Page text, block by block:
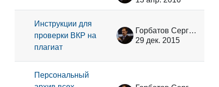
Инструкции для
проверки ВКР на
плагиат
Горбатов Сергей Васильевич
29 дек. 2015
Персональный